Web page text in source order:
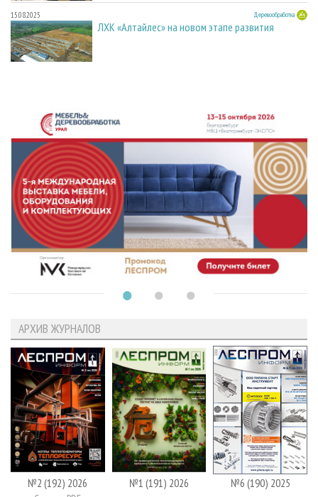
15.08.2025 Деревообработка
ЛХК «Алтайлес» на новом этапе развития
АРХИВ ЖУРНАЛОВ
№2 (192) 2026 №1 (191) 2026 №6 (190) 2025